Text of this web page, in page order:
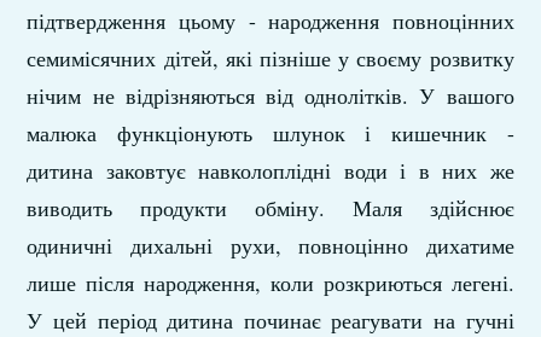
підтвердження цьому - народження повноцінних
семимісячних дітей, які пізніше у своєму розвитку
нічим не відрізняються від однолітків. У вашого
малюка функціонують шлунок і кишечник -
дитина заковтує навколоплідні води і в них же
виводить продукти обміну. Маля здійснює
одиничні дихальні рухи, повноцінно дихатиме
лише після народження, коли розкриються легені.
У цей період дитина починає реагувати на гучні